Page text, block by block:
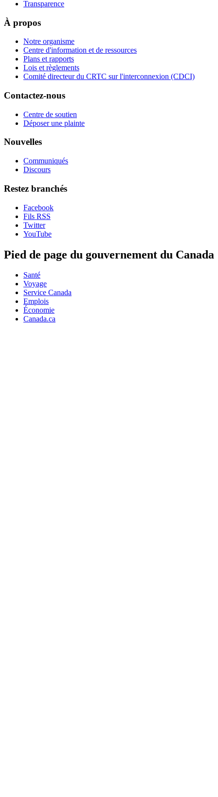
Transparence
À propos
Notre organisme
Centre d'information et de ressources
Plans et rapports
Lois et règlements
Comité directeur du CRTC sur l'interconnexion (CDCI)
Contactez-nous
Centre de soutien
Déposer une plainte
Nouvelles
Communiqués
Discours
Restez branchés
Facebook
Fils RSS
Twitter
YouTube
Pied de page du gouvernement du Canada
Santé
Voyage
Service Canada
Emplois
Économie
Canada.ca